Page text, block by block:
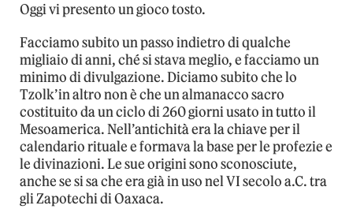
Oggi vi presento un gioco tosto.
Facciamo subito un passo indietro di qualche
migliaio di anni, ché si stava meglio, e facciamo un
minimo di divulgazione. Diciamo subito che lo
Tzolk’in altro non è che un almanacco sacro
costituito da un ciclo di 260 giorni usato in tutto il
Mesoamerica. Nell’antichità era la chiave per il
calendario rituale e formava la base per le profezie e
le divinazioni. Le sue origini sono sconosciute,
anche se si sa che era già in uso nel VI secolo a.C. tra
gli Zapotechi di Oaxaca.